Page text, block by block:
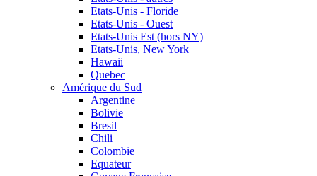
Etats-Unis - Floride
Etats-Unis - Ouest
Etats-Unis Est (hors NY)
Etats-Unis, New York
Hawaii
Quebec
Amérique du Sud
Argentine
Bolivie
Bresil
Chili
Colombie
Equateur